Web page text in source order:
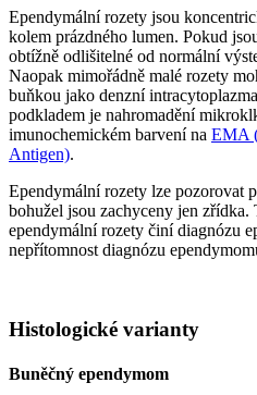
Ependymální rozety jsou
kolem prázdného lumen. Pokud
obtížně odlišitelné od normální
Naopak mimořádně malé rozety
buňkou jako denzní
podkladem je nahromadění
imunochemickém barvení na EMA
Antigen).
Ependymální rozety lze pozorovat
bohužel jsou zachyceny jen zřídka.
ependymální rozety činí diagnózu
nepřítomnost diagnózu
Histologické varianty
Buněčný ependymom